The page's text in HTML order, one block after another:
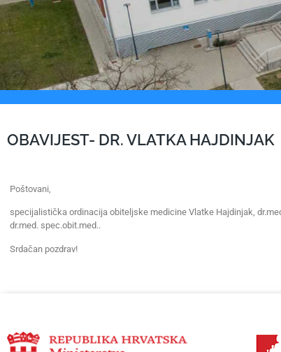
OBAVIJEST- DR. VLATKA HAJDINJAK
Poštovani,
specijalistička ordinacija obiteljske medicine Vlatke Hajdinjak,
dr.med. spec.obit.med..
Srdačan pozdrav!